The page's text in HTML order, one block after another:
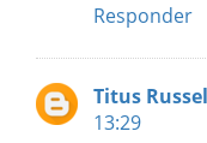
Responder
Titus
13:29